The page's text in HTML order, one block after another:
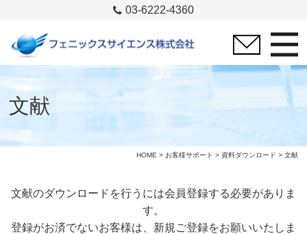
03-6222-4360
文献
HOME > お客様サポート > 資料ダウンロード > 文献
文献のダウンロードを行うには会員登録する必要がありま
す。
登録がお済でないお客様は、新規ご登録をお願いいたしま